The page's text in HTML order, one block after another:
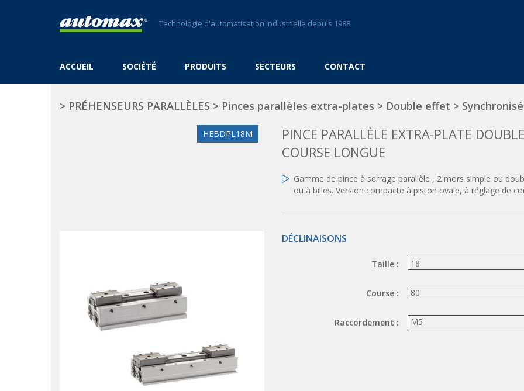
Technologie d'automatisation industrielle depuis 1988
ACCUEIL SOCIÉTÉ PRODUITS SECTEURS CONTACT
> PRÉHENSEURS PARALLÈLES > Pinces parallèles extra-plates > Double effet >
HEBDPL18M
PINCE PARALLÈLE EXTRA-PLATE
COURSE LONGUE
Gamme de pince à serrage parallèle , 2 mors simple ou
ou à billes. Version compacte à piston ovale, à réglage de
DÉCLINAISONS
Taille :
Course :
Raccordement :